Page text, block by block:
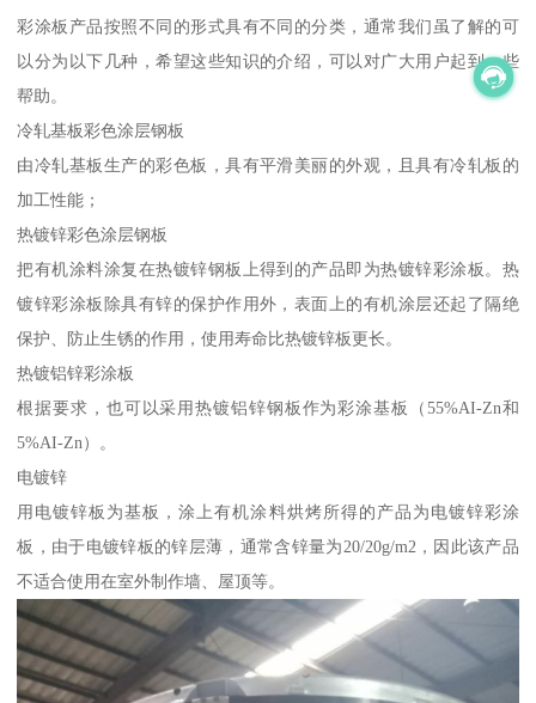
彩涂板产品按照不同的形式具有不同的分类，通常我们虽了解的可
以分为以下几种，希望这些知识的介绍，可以对广大用户起到一些
帮助。
冷轧基板彩色涂层钢板
由冷轧基板生产的彩色板，具有平滑美丽的外观，且具有冷轧板的
加工性能；
热镀锌彩色涂层钢板
把有机涂料涂复在热镀锌钢板上得到的产品即为热镀锌彩涂板。热
镀锌彩涂板除具有锌的保护作用外，表面上的有机涂层还起了隔绝
保护、防止生锈的作用，使用寿命比热镀锌板更长。
热镀铝锌彩涂板
根据要求，也可以采用热镀铝锌钢板作为彩涂基板（55%AI-Zn和
5%AI-Zn）。
电镀锌
用电镀锌板为基板，涂上有机涂料烘烤所得的产品为电镀锌彩涂
板，由于电镀锌板的锌层薄，通常含锌量为20/20g/m2，因此该产品
不适合使用在室外制作墙、屋顶等。